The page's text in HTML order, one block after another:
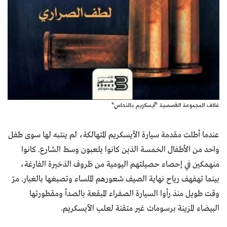
غلاف المجموعة القصصية "آيسكريم بالنحاس"
عندما أطلت مقدمة سيارة الآيسكريم المتهالكة، لم ينتبه لها سوى طفل
واحد من الأطفال الخمسة الذين كانوا يلعبون وسط الشارع. كانوا
منهمكين في إحصاء حصيلتهم اليومية من ظروف الذخيرة الفارغة،
بينما تهفهف رياح نهاية الصيف شعورهم الملساء وتصبغها بالغبار. مرّ
وقت طويل منذ رأوا السيارة الصفراء المبقعة بالصدأ ومقطورتها
البيضاء المزينة برسومات غير متقنة لعلب الآيسكريم.